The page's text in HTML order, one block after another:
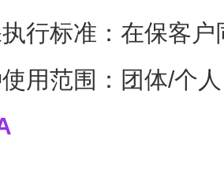
执行标准：在保客
使用范围：团体/个人